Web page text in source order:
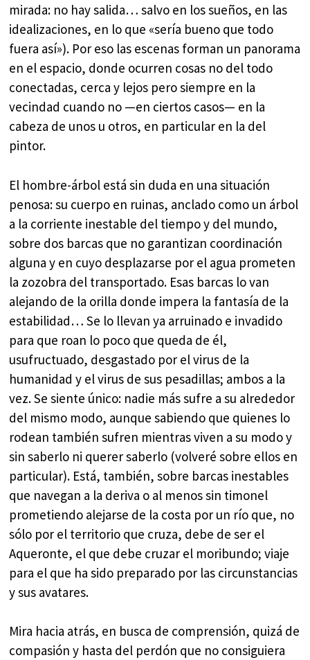
mirada: no hay salida… salvo en los sueños, en las
idealizaciones, en lo que «sería bueno que todo
fuera así»). Por eso las escenas forman un panorama
en el espacio, donde ocurren cosas no del todo
conectadas, cerca y lejos pero siempre en la
vecindad cuando no —en ciertos casos— en la
cabeza de unos u otros, en particular en la del
pintor.
El hombre-árbol está sin duda en una situación
penosa: su cuerpo en ruinas, anclado como un árbol
a la corriente inestable del tiempo y del mundo,
sobre dos barcas que no garantizan coordinación
alguna y en cuyo desplazarse por el agua prometen
la zozobra del transportado. Esas barcas lo van
alejando de la orilla donde impera la fantasía de la
estabilidad… Se lo llevan ya arruinado e invadido
para que roan lo poco que queda de él,
usufructuado, desgastado por el virus de la
humanidad y el virus de sus pesadillas; ambos a la
vez. Se siente único: nadie más sufre a su alrededor
del mismo modo, aunque sabiendo que quienes lo
rodean también sufren mientras viven a su modo y
sin saberlo ni querer saberlo (volveré sobre ellos en
particular). Está, también, sobre barcas inestables
que navegan a la deriva o al menos sin timonel
prometiendo alejarse de la costa por un río que, no
sólo por el territorio que cruza, debe de ser el
Aqueronte, el que debe cruzar el moribundo; viaje
para el que ha sido preparado por las circunstancias
y sus avatares.
Mira hacia atrás, en busca de comprensión, quizá de
compasión y hasta del perdón que no consiguiera